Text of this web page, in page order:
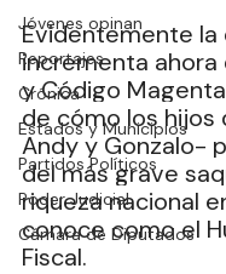
Jóvenes opinan
Reportajes
Crónica
Estados y Municipios
Partidos Políticos
Poder Judicial
Cámara de Diputados
Evidentemente la
incrementa ahora
y Código
de cómo los hijos
Andy y Gonzalo-
del más grave
riqueza nacional
conoce como el
Fiscal.